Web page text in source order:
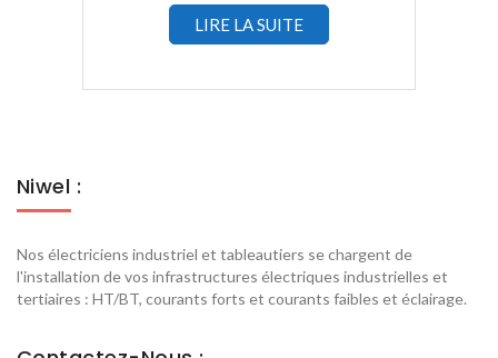
LIRE LA SUITE
Niwel :
Nos électriciens industriel et tableautiers se chargent de
l'installation de vos infrastructures électriques industrielles et
tertiaires : HT/BT, courants forts et courants faibles et éclairage.